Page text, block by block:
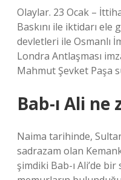
Olaylar. 23 Ocak –
Baskını ile iktidarı ele
devletleri ile Osmanlı
Londra Antlaşması
Mahmut Şevket Paşa
Bab-ı Ali
Naima tarihinde,
sadrazam olan
şimdiki Bab-ı Ali’de